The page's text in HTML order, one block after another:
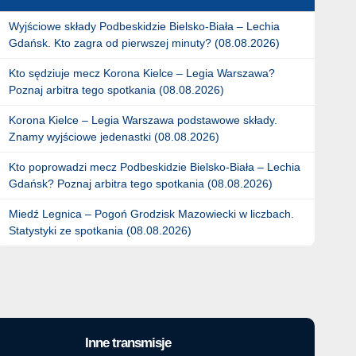
Wyjściowe składy Podbeskidzie Bielsko-Biała – Lechia
Gdańsk. Kto zagra od pierwszej minuty? (08.08.2026)
Kto sędziuje mecz Korona Kielce – Legia Warszawa?
Poznaj arbitra tego spotkania (08.08.2026)
Korona Kielce – Legia Warszawa podstawowe składy.
Znamy wyjściowe jedenastki (08.08.2026)
Kto poprowadzi mecz Podbeskidzie Bielsko-Biała – Lechia
Gdańsk? Poznaj arbitra tego spotkania (08.08.2026)
Miedź Legnica – Pogoń Grodzisk Mazowiecki w liczbach.
Statystyki ze spotkania (08.08.2026)
Inne transmisje